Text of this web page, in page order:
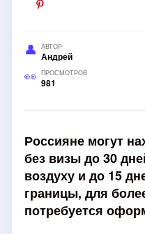
АВТОР
Андрей
ПРОСМОТРОВ
981
Россияне могут
без визы до 30
воздуху и до 15
границы, для
потребуется